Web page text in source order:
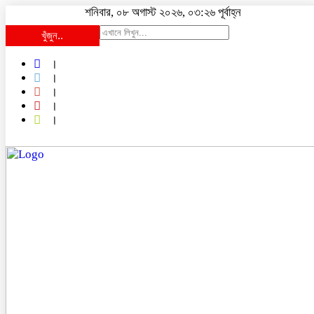
শনিবার, ০৮ অগাস্ট ২০২৬, ০৩:২৬ পূর্বাহ্ন
খুঁজুন..